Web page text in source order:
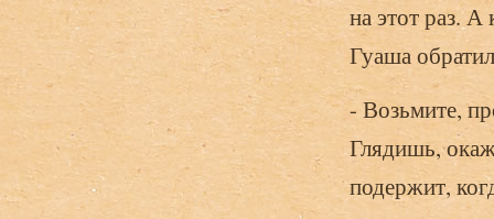
на этот раз. А
Гуаша
- Возьмите,
Глядишь,
подержит,